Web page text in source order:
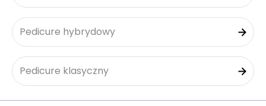
Pedicure hybrydowy
Pedicure klasyczny